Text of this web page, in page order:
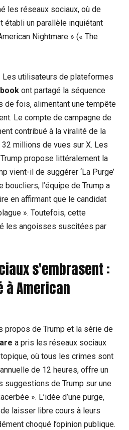
les réseaux sociaux, où de
établi un parallèle inquiétant
Nightmare » (« The
Les utilisateurs de plateformes
ont partagé la séquence
de fois, alimentant une tempête
Le compte de campagne de
contribué à la viralité de la
millions de vues sur X. Les
propose littéralement la
vient-il de suggérer ‘La Purge’
boucliers, l’équipe de Trump a
en affirmant que le candidat
». Toutefois, cette
les angoisses suscitées par
s'embrasent :
à American
propos de Trump et la série de
a pris les réseaux sociaux
où tous les crimes sont
de 12 heures, offre un
suggestions de Trump sur une
». L’idée d’une purge,
laisser libre cours à leurs
choqué l’opinion publique.